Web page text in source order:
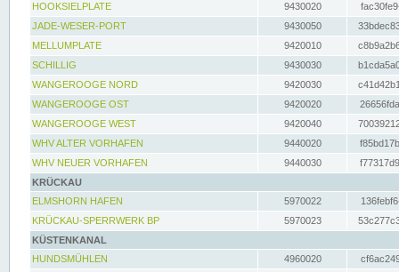
HOOKSIELPLATE
9430020
JADE-WESER-PORT
9430050
MELLUMPLATE
9420010
SCHILLIG
9430030
WANGEROOGE NORD
9420030
WANGEROOGE OST
9420020
WANGEROOGE WEST
9420040
WHV ALTER VORHAFEN
9440020
WHV NEUER VORHAFEN
9440030
KRÜCKAU
ELMSHORN HAFEN
5970022
KRÜCKAU-SPERRWERK BP
5970023
KÜSTENKANAL
HUNDSMÜHLEN
4960020